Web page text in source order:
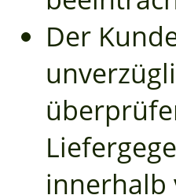
Der
innerhalb